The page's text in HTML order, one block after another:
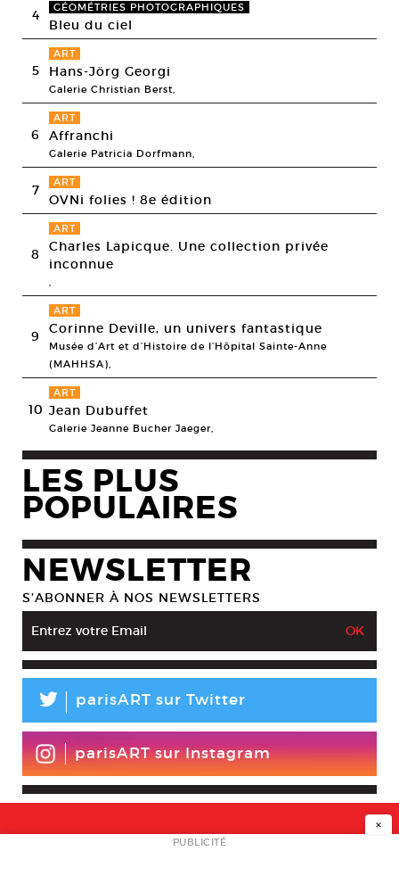
4 GÉOMÉTRIES PHOTOGRAPHIQUES
Bleu du ciel
5
ART
Hans-Jörg Georgi
Galerie Christian Berst,
6
ART
Affranchi
Galerie Patricia Dorfmann,
7 ART
OVNi folies ! 8e édition
8
ART
Charles Lapicque. Une collection privée
inconnue
,
9
ART
Corinne Deville, un univers fantastique
Musée d’Art et d’Histoire de l’Hôpital Sainte-Anne
(MAHHSA),
10
ART
Jean Dubuffet
Galerie Jeanne Bucher Jaeger,
LES PLUS
POPULAIRES
NEWSLETTER
S’ABONNER À NOS NEWSLETTERS
L parisART sur Twitter
parisART sur Instagram
NEWSLETTER
×
PUBLICITÉ